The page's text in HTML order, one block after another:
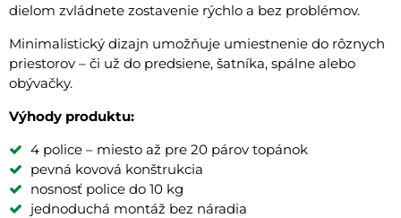
dielom zvládnete zostavenie rýchlo a bez problémov.
Minimalistický dizajn umožňuje umiestnenie do rôznych
priestorov – či už do predsiene, šatníka, spálne alebo
obývačky.
Výhody produktu:
4 police – miesto až pre 20 párov topánok
pevná kovová konštrukcia
nosnosť police do 10 kg
jednoduchá montáž bez náradia